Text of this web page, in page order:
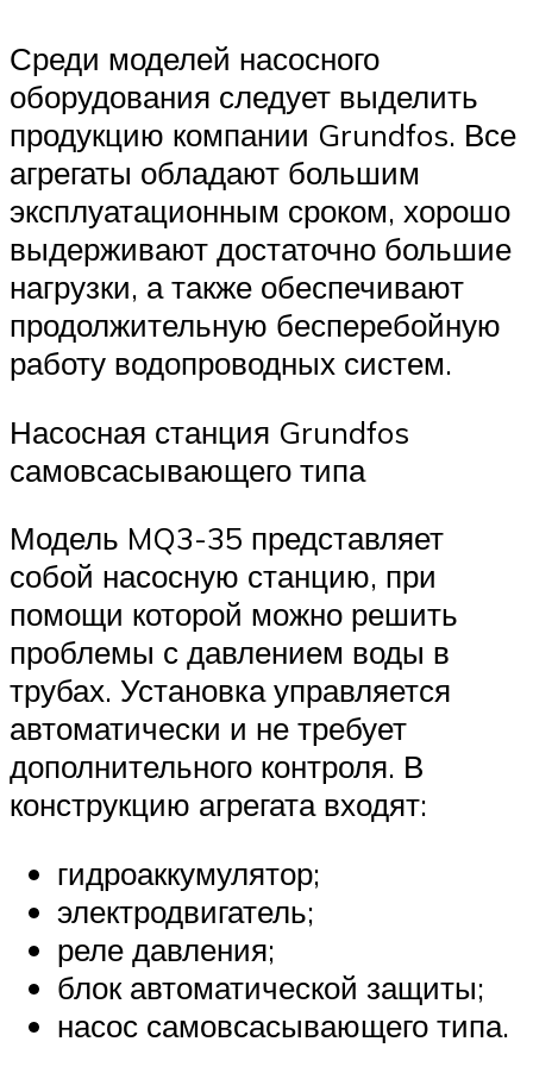
Среди моделей насосного
оборудования следует выделить
продукцию компании Grundfos. Все
агрегаты обладают большим
эксплуатационным сроком, хорошо
выдерживают достаточно большие
нагрузки, а также обеспечивают
продолжительную бесперебойную
работу водопроводных систем.
Насосная станция Grundfos
самовсасывающего типа
Модель MQ3-35 представляет
собой насосную станцию, при
помощи которой можно решить
проблемы с давлением воды в
трубах. Установка управляется
автоматически и не требует
дополнительного контроля. В
конструкцию агрегата входят:
гидроаккумулятор;
электродвигатель;
реле давления;
блок автоматической защиты;
насос самовсасывающего типа.